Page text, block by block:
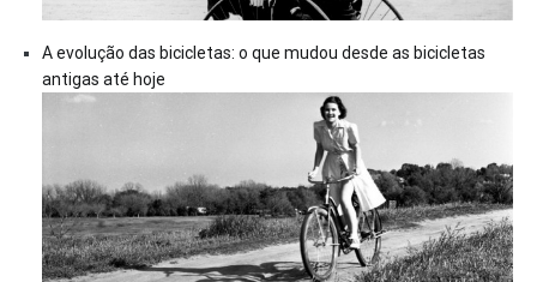
A evolução das bicicletas: o que mudou desde as bicicletas
antigas até hoje